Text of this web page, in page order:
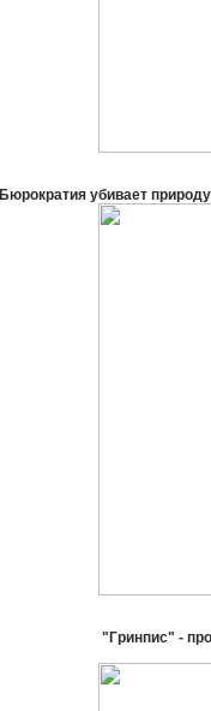
Бюрократия убивает
"Гринпис" -